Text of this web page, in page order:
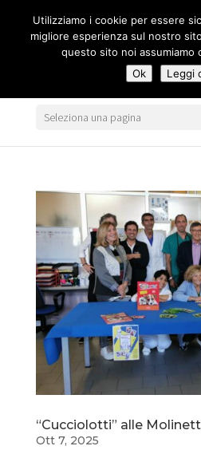
Seleziona una pagina
“Cucciolotti” alle
Ott 7, 2025
Utilizziamo i cookie per essere
migliore esperienza sul nostro
questo sito noi assumiamo
Ok
Leggi